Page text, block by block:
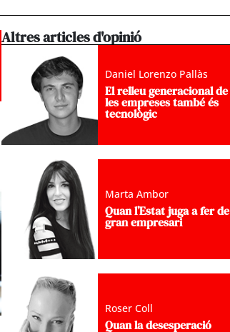
Altres articles d'opinió
Daniel Lorenzo Pallàs
El relleu generacional de
les empreses també és
tecnològic
Marta Ambor
Quan l’Estat juga a fer de
gran empresari
Roser Coll
Quan la desesperació